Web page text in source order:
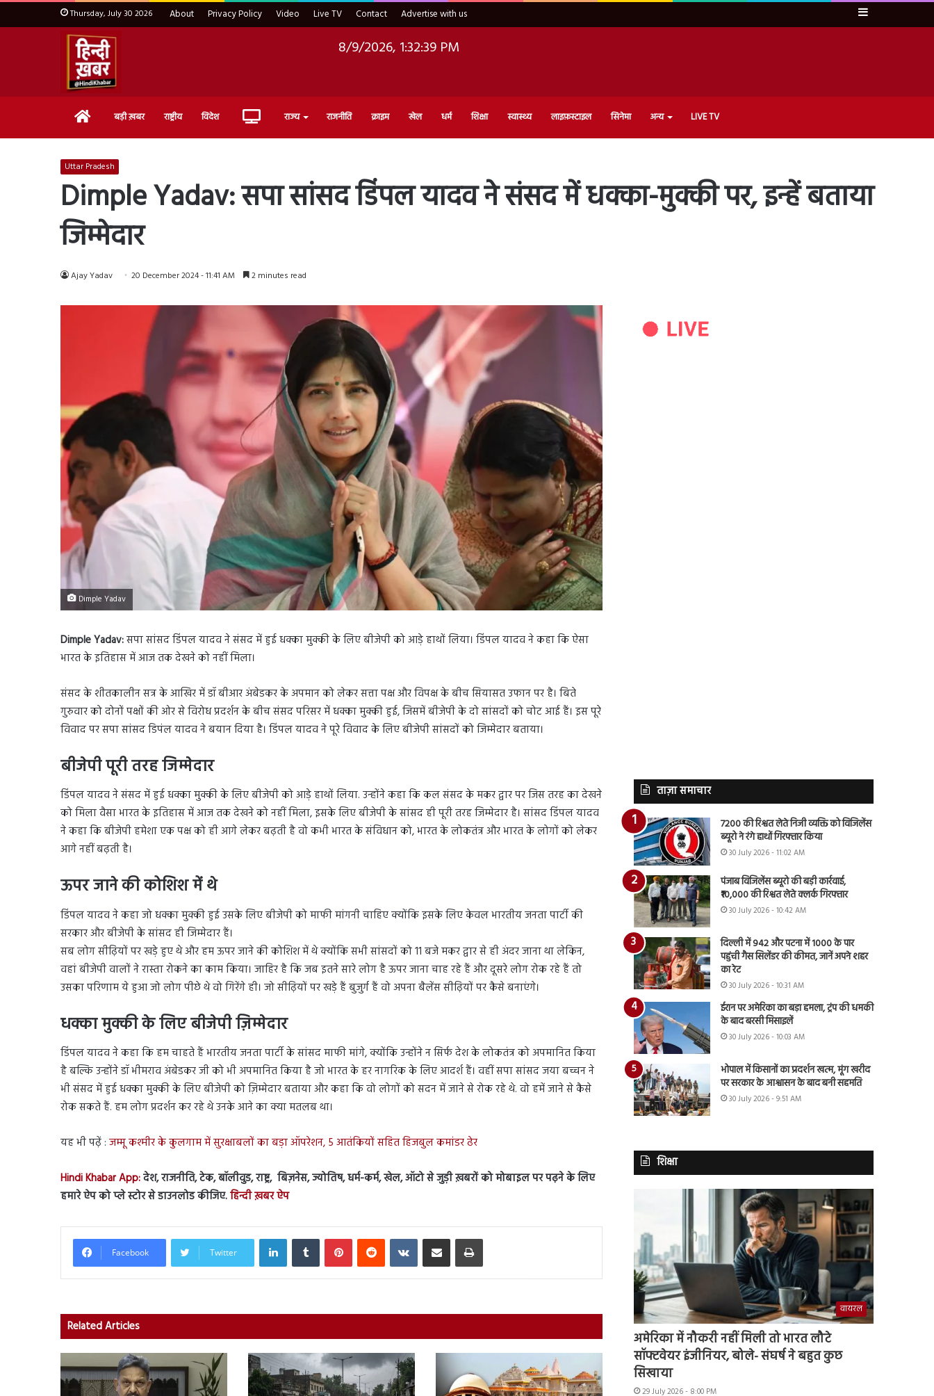
Thursday, July 30 2026 About Privacy Policy Video Live TV Contact Advertise with us Sidebar
8/9/2026, 1:32:40 PM
Home बड़ी ख़बर राष्ट्रीय विदेश Live राज्य राजनीति क्राइम खेल धर्म शिक्षा स्वास्थ्य लाइफ़स्टाइल सिनेमा अन्य LIVE TV
Uttar Pradesh
Dimple Yadav: सपा सांसद डिंपल यादव ने संसद में धक्का-मुक्की पर, इन्हें बताया
जिम्मेदार
Ajay Yadav 20 December 2024 - 11:41 AM 2 minutes read
Dimple Yadav
Dimple Yadav:सपा सांसद डिंपल यादव ने संसद में हुई धक्का मुक्की के लिए बीजेपी को आड़े हाथों लिया। डिंपल यादव ने कहा कि ऐसा
भारत के इतिहास में आज तक देखने को नहीं मिला।
संसद के शीतकालीन सत्र के आखिर में डॉ बीआर अंबेडकर के अपमान को लेकर सत्ता पक्ष और विपक्ष के बीच सियासत उफान पर है। बिते
गुरुवार को दोनों पक्षों की ओर से विरोध प्रदर्शन के बीच संसद परिसर में धक्का मुक्की हुई, जिसमें बीजेपी के दो सांसदों को चोट आई हैं। इस पूरे
विवाद पर सपा सांसद डिपंल यादव ने बयान दिया है। डिंपल यादव ने पूरे विवाद के लिए बीजेपी सांसदों को जिम्मेदार बताया।
बीजेपी पूरी तरह जिम्मेदार
डिंपल यादव ने संसद में हुई धक्का मुक्की के लिए बीजेपी को आड़े हाथों लिया. उन्होंने कहा कि कल संसद के मकर द्वार पर जिस तरह का देखने
को मिला वैसा भारत के इतिहास में आज तक देखने को नहीं मिला, इसके लिए बीजेपी के सांसद ही पूरी तरह जिम्मेदार है। सांसद डिंपल यादव
ने कहा कि बीजेपी हमेशा एक पक्ष को ही आगे लेकर बढ़ती है वो कभी भारत के संविधान को, भारत के लोकतंत्र और भारत के लोगों को लेकर
आगे नहीं बढ़ती है।
ऊपर जाने की कोशिश में थे
डिंपल यादव ने कहा जो धक्का मुक्की हुई उसके लिए बीजेपी को माफी मांगनी चाहिए क्योंकि इसके लिए केवल भारतीय जनता पार्टी की
सरकार और बीजेपी के सांसद ही जिम्मेदार हैं।
सब लोग सीढ़ियों पर खड़े हुए थे और हम ऊपर जाने की कोशिश में थे क्योंकि सभी सांसदों को 11 बजे मकर द्वार से ही अंदर जाना था लेकिन,
वहां बीजेपी वालों ने रास्ता रोकने का काम किया। जाहिर है कि जब इतने सारे लोग है ऊपर जाना चाह रहे हैं और दूसरे लोग रोक रहे हैं तो
उसका परिणाम ये हुआ जो लोग पीछे थे वो गिरेंगे ही। जो सीढ़ियों पर खड़े हैं बुजुर्ग हैं वो अपना बैलेंस सीढ़ियों पर कैसे बनाएंगे।
धक्का मुक्की के लिए बीजेपी ज़िम्मेदार
डिंपल यादव ने कहा कि हम चाहते हैं भारतीय जनता पार्टी के सांसद माफी मांगे, क्योंकि उन्होंने न सिर्फ देश के लोकतंत्र को अपमानित किया
है बल्कि उन्होंने डॉ भीमराव अंबेडकर जी को भी अपमानित किया है जो भारत के हर नागरिक के लिए आदर्श हैं। वहीं सपा सांसद जया बच्चन ने
भी संसद में हुई धक्का मुक्की के लिए बीजेपी को ज़िम्मेदार बताया और कहा कि वो लोगों को सदन में जाने से रोक रहे थे. वो हमें जाने से कैसे
रोक सकते हैं. हम लोग प्रदर्शन कर रहे थे उनके आने का क्या मतलब था।
यह भी पढ़ें : जम्मू कश्मीर के कुलगाम में सुरक्षाबलों का बड़ा ऑपरेशन, 5 आतंकियों सहित हिजबुल कमांडर ढेर
Hindi Khabar App:देश, राजनीति, टेक, बॉलीवुड, राष्ट्र, बिज़नेस, ज्योतिष, धर्म-कर्म, खेल, ऑटो से जुड़ी ख़बरों को मोबाइल पर पढ़ने के लिए
हमारे ऐप को प्ले स्टोर से डाउनलोड कीजिए.हिन्दी ख़बर ऐप
Facebook Twitter
LinkedInTumblr PinterestReddit VKontakteShare via Email Print
Related Articles
ताज़ा समाचार
7200 की रिश्वत लेते निजी व्यक्ति को विजिलेंस
ब्यूरो ने रंगे हाथों गिरफ्तार किया
30 July 2026 - 11:02 AM
पंजाब विजिलेंस ब्यूरो की बड़ी कार्रवाई,
₹10,000 की रिश्वत लेते क्लर्क गिरफ्तार
30 July 2026 - 10:42 AM
दिल्ली में 942 और पटना में 1000 के पार
पहुंची गैस सिलेंडर की कीमत, जानें अपने शहर
का रेट
30 July 2026 - 10:31 AM
ईरान पर अमेरिका का बड़ा हमला, ट्रंप की धमकी
के बाद बरसी मिसाइलें
30 July 2026 - 10:03 AM
भोपाल में किसानों का प्रदर्शन खत्म, मूंग खरीद
पर सरकार के आश्वासन के बाद बनी सहमति
30 July 2026 - 9:51 AM
शिक्षा
वायरल
अमेरिका में नौकरी नहीं मिली तो भारत लौटे
सॉफ्टवेयर इंजीनियर, बोले- संघर्ष ने बहुत कुछ
सिखाया
29 July 2026 - 8:00 PM